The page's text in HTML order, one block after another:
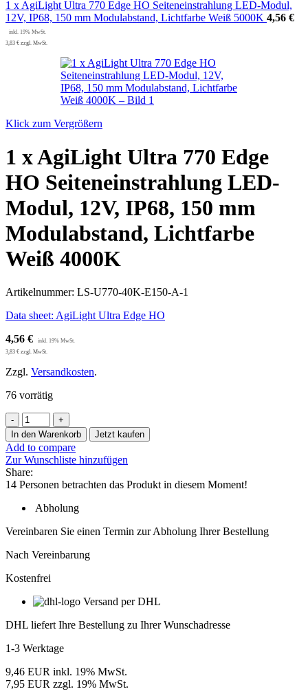
1 x AgiLight Ultra 770 Edge HO Seiteneinstrahlung LED-Modul,
12V, IP68, 150 mm Modulabstand, Lichtfarbe Weiß 5000K 4,56 €
3,83 € zzgl. MwSt.
Klick zum Vergrößern
1 x AgiLight Ultra 770 Edge
HO Seiteneinstrahlung LED-
Modul, 12V, IP68, 150 mm
Modulabstand, Lichtfarbe
Weiß 4000K
Artikelnummer: LS-U770-40K-E150-A-1
Data sheet: AgiLight Ultra Edge HO
4,56 €
3,83 € zzgl. MwSt.
Zzgl. Versandkosten.
76 vorrätig
1
x
AgiLight
Ultra
770
Edge
Seiteneinstrahlung
Modul,
IP68,
mm
Lichtfarbe
4000K
In den Warenkorb Jetzt kaufen
Add to compare
Zur Wunschliste hinzufügen
Share:
14 Personen betrachten das Produkt in diesem Moment!
Abholung
Vereinbaren Sie einen Termin zur Abholung Ihrer Bestellung
Nach Vereinbarung
Kostenfrei
Versand per DHL
DHL liefert Ihre Bestellung zu Ihrer Wunschadresse
1-3 Werktage
9,46 EUR inkl. 19% MwSt.
7,95 EUR zzgl. 19% MwSt.